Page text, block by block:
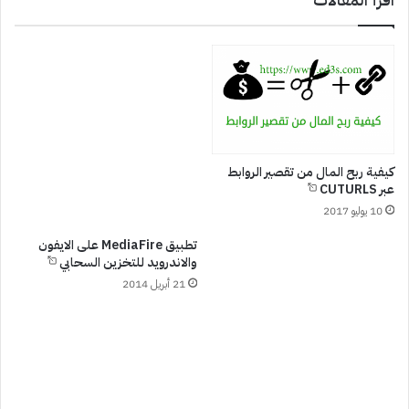
كيفية ربح المال من تقصير الروابط
عبر CUTURLS
10 يوليو 2017
تطبيق MediaFire على الايفون
والاندرويد للتخزين السحابي
21 أبريل 2014